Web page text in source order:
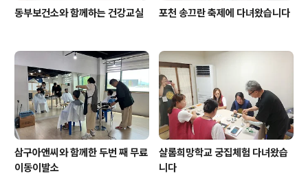
동부보건소와 함께하는 건강교실 포천 송끄란 축제에 다녀왔습니다
삼구아앤씨와 함께한 두번 째 무료
이동이발소
샬롬희망학교 궁집체험 다녀왔습
니다